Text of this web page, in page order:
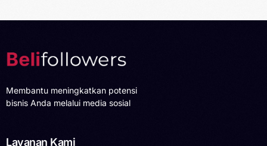
Membantu meningkatkan potensi
bisnis Anda melalui media sosial
Layanan Kami